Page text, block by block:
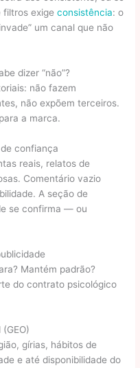
filtros exigeconsistência: o
um canal que não
dizer “não”?
não fazem
não expõem terceiros.
a marca.
confiança
reais, relatos de
Comentário vazio
A seção de
se confirma — ou
Mantém padrão?
do contrato psicológico
gírias, hábitos de
e até disponibilidade do